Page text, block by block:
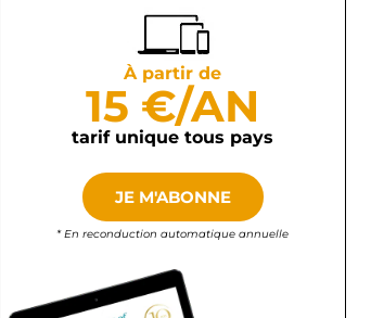
À partir de
15 €/AN
tarif unique tous pays
JE M'ABONNE
* En reconduction automatique annuelle